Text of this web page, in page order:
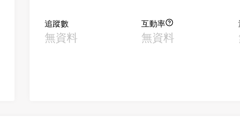
追蹤數
無資料
互動率
無資料